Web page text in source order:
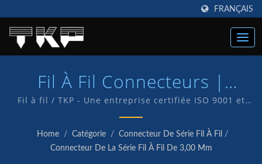
FRANÇAIS
Fil À Fil Connecteurs |
Fabricant De Connecteurs
Informatiques Haute
Intensité | TKP
Fil à fil / TKP - Une entreprise certifiée ISO 9001 et
IATF16949, ce qui témoigne de notre engagement à
fournir à nos clients un service et des produits de
qualité. Nous disposons d'un service de R&D interne
Home / Catégorie / Connecteur De Série Fil À Fil /
Connecteur De La Série Fil À Fil De 3,00 Mm